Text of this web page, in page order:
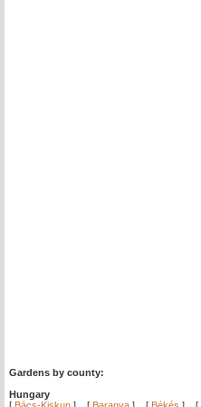
Gardens by county:
Hungary